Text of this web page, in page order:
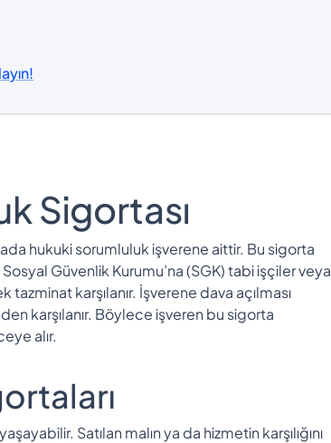
Sigortası
hukuki sorumluluk işverene aittir. Bu sigorta
Güvenlik Kurumu’na (SGK) tabi işçiler veya
karşılanır. İşverene dava açılması
karşılanır. Böylece işveren bu sigorta
alır.
Satılan malın ya da hizmetin karşılığını